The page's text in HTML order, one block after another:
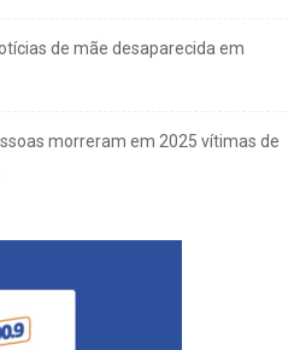
de mãe desaparecida em
morreram em 2025 vítimas de